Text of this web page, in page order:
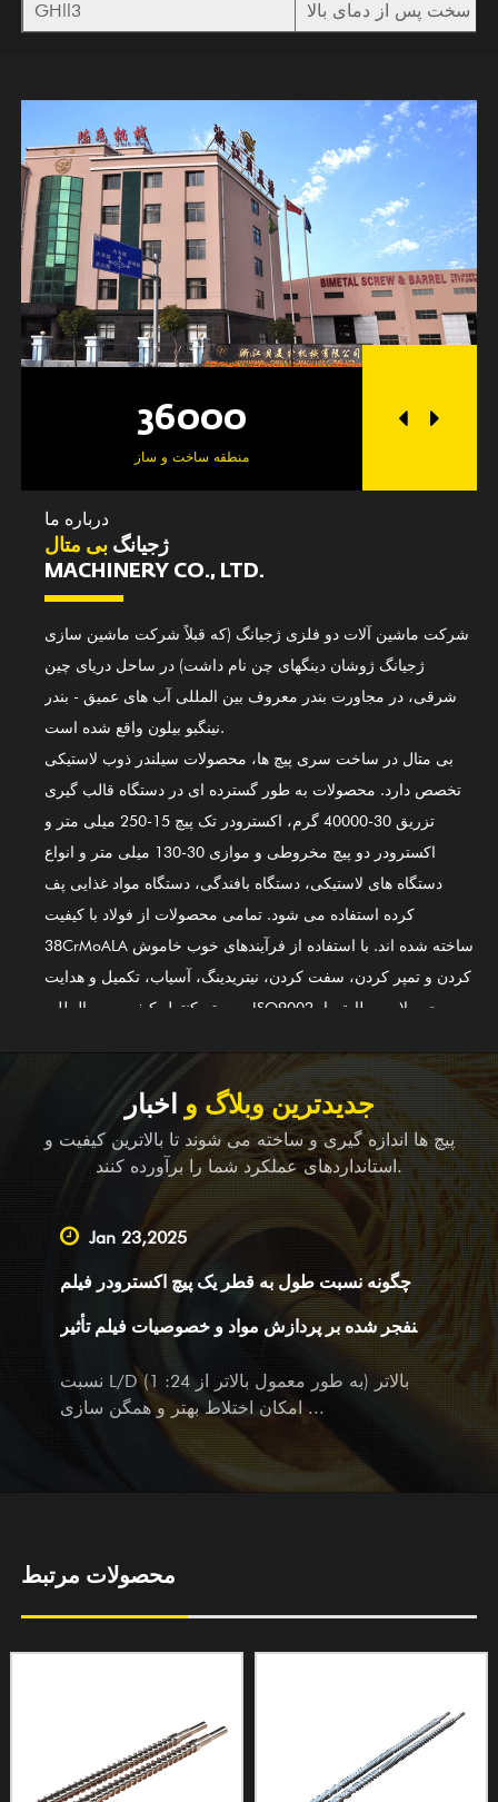
GHll3
سخت پس از دمای بالا
36000
منطقه ساخت و ساز
درباره ما
ژجیانگبی متال
MACHINERY CO., LTD.
شرکت ماشین آلات دو فلزی ژجیانگ (که قبلاً شرکت ماشین سازی
ژجیانگ ژوشان دینگهای چن نام داشت) در ساحل دریای چین
شرقی، در مجاورت بندر معروف بین المللی آب های عمیق - بندر
نینگبو بیلون واقع شده است.
بی متال در ساخت سری پیچ ها، محصولات سیلندر ذوب لاستیکی
تخصص دارد. محصولات به طور گسترده ای در دستگاه قالب گیری
تزریق 30-40000 گرم، اکسترودر تک پیچ 15-250 میلی متر و
اکسترودر دو پیچ مخروطی و موازی 30-130 میلی متر و انواع
دستگاه های لاستیکی، دستگاه بافندگی، دستگاه مواد غذایی پف
کرده استفاده می شود. تمامی محصولات از فولاد با کیفیت
38CrMoALA ساخته شده اند. با استفاده از فرآیندهای خوب خاموش
کردن و تمپر کردن، سفت کردن، نیتریدینگ، آسیاب، تکمیل و هدایت
سیستم کنترل کیفیت بین المللی ISO9002، محصولات مطابق با
جوشکاری دو فلزی آلیاژی (PTA) قابل استفاده است. علاوه بر ارائه
تجهیزات تعادلی برای شرکت های ماشین آلات کامل در خارج از
کشور، ما همچنین یک تامین کننده پیشرو هستیم که خدمات OEM،
نقشه برداری و کمک نقشه برداری و همچنین خدمات طراحی را
برای شرکت های بزرگ و کوچک در داخل انجام می دهیم. مهم
نیست که شما شریک فعلی یا مشتری بالقوه ما باشید، با محصولات
و خدمات، ما به گرمی از بازدید و سوالات شما با خدمات صمیمانه و
جدیدترین وبلاگ و اخبار
پیچ ها اندازه گیری و ساخته می شوند تا بالاترین کیفیت و
استانداردهای عملکرد شما را برآورده کنند.
Jan 23,2025
چگونه نسبت طول به قطر یک پیچ اکسترودر فیلم
منفجر شده بر پردازش مواد و خصوصیات فیلم تأثیر
می گذارد؟
نسبت L/D بالاتر (به طور معمول بالاتر از 24: 1)
امکان اختلاط بهتر و همگن سازی ...
محصولات مرتبط